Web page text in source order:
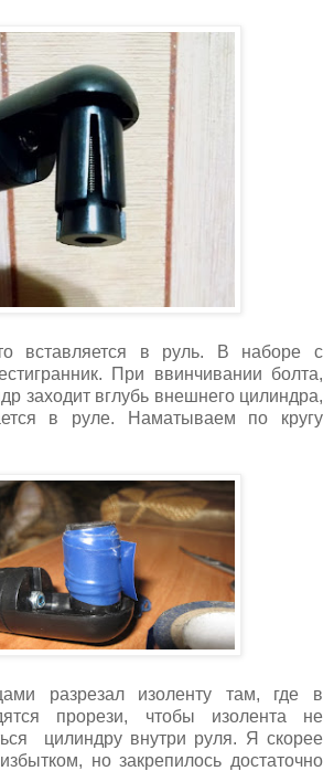
вставляется в руль. В наборе с
При ввинчивании болта,
заходит вглубь внешнего цилиндра,
в руле. Наматываем по кругу
разрезал изоленту там, где в
прорези, чтобы изолента не
цилиндру внутри руля. Я скорее
но закрепилось достаточно